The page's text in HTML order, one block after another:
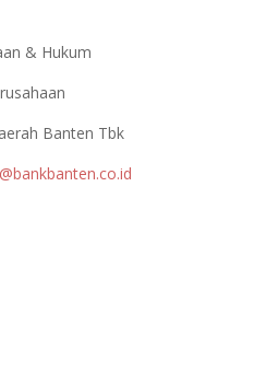
& Hukum
Banten Tbk